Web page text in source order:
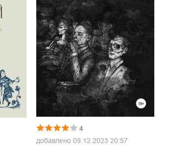
4
добавлено09.12.2023 20:57